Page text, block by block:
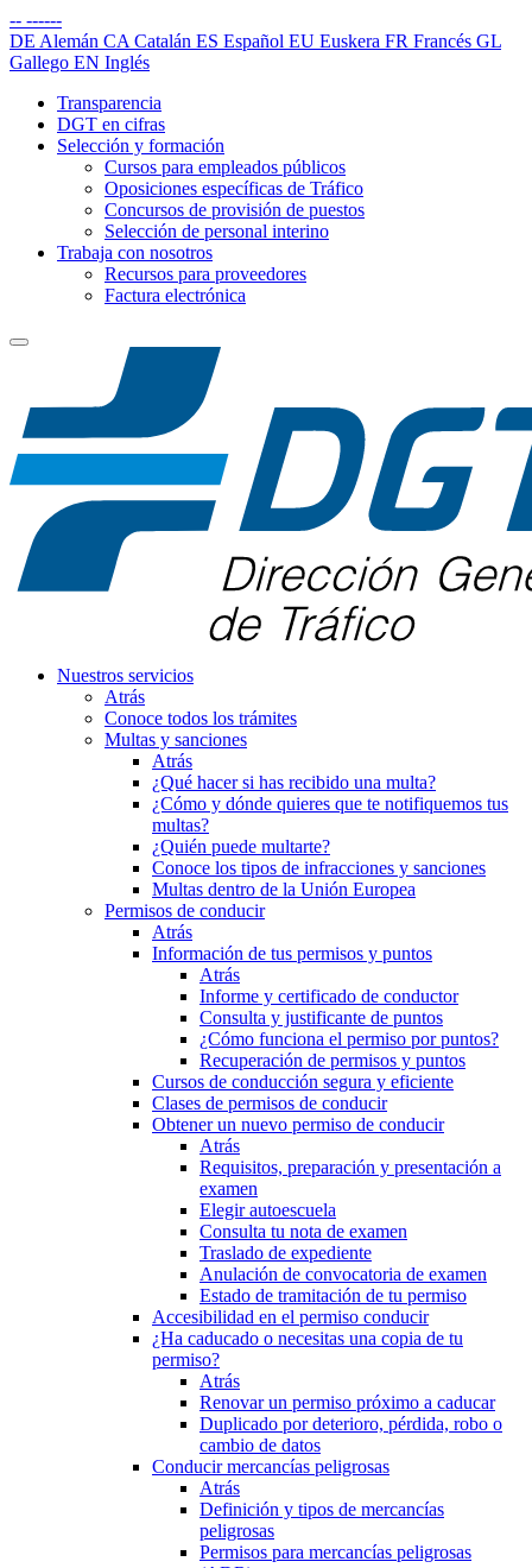
-- ------
DE Alemán CA Catalán ES Español EU Euskera FR Francés GL
Gallego EN Inglés
Transparencia
DGT en cifras
Selección y formación
Cursos para empleados públicos
Oposiciones específicas de Tráfico
Concursos de provisión de puestos
Selección de personal interino
Trabaja con nosotros
Recursos para proveedores
Factura electrónica
Nuestros servicios
Atrás
Conoce todos los trámites
Multas y sanciones
Atrás
¿Qué hacer si has recibido una multa?
¿Cómo y dónde quieres que te notifiquemos tus
multas?
¿Quién puede multarte?
Conoce los tipos de infracciones y sanciones
Multas dentro de la Unión Europea
Permisos de conducir
Atrás
Información de tus permisos y puntos
Atrás
Informe y certificado de conductor
Consulta y justificante de puntos
¿Cómo funciona el permiso por puntos?
Recuperación de permisos y puntos
Cursos de conducción segura y eficiente
Clases de permisos de conducir
Obtener un nuevo permiso de conducir
Atrás
Requisitos, preparación y presentación a
examen
Elegir autoescuela
Consulta tu nota de examen
Traslado de expediente
Anulación de convocatoria de examen
Estado de tramitación de tu permiso
Accesibilidad en el permiso conducir
¿Ha caducado o necesitas una copia de tu
permiso?
Atrás
Renovar un permiso próximo a caducar
Duplicado por deterioro, pérdida, robo o
cambio de datos
Conducir mercancías peligrosas
Atrás
Definición y tipos de mercancías
peligrosas
Permisos para mercancías peligrosas